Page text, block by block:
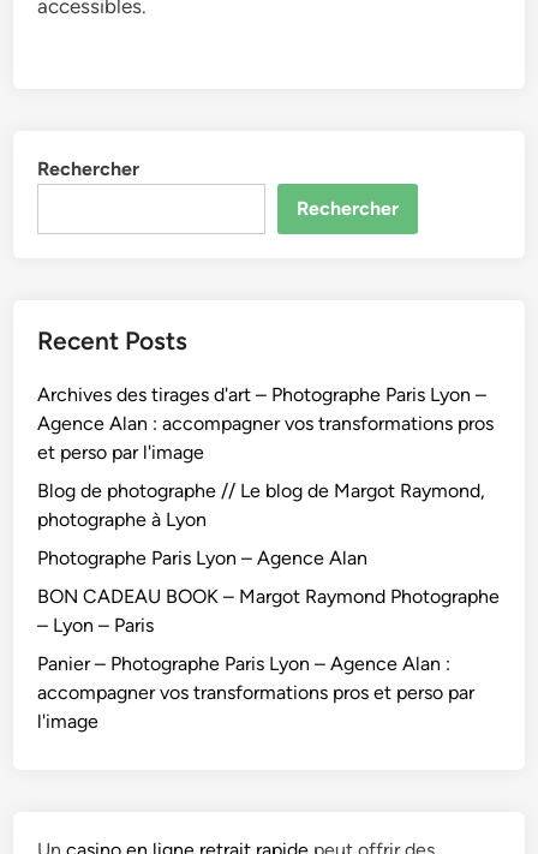
accessibles.
Rechercher
Rechercher
Recent Posts
Archives des tirages d'art – Photographe Paris Lyon –
Agence Alan : accompagner vos transformations pros
et perso par l'image
Blog de photographe // Le blog de Margot Raymond,
photographe à Lyon
Photographe Paris Lyon – Agence Alan
BON CADEAU BOOK – Margot Raymond Photographe
– Lyon – Paris
Panier – Photographe Paris Lyon – Agence Alan :
accompagner vos transformations pros et perso par
l'image
Uncasino en ligne retrait rapide peut offrir des